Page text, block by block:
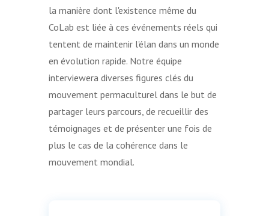
la manière dont l'existence même du
CoLab est liée à ces événements réels qui
tentent de maintenir l'élan dans un monde
en évolution rapide. Notre équipe
interviewera diverses figures clés du
mouvement permaculturel dans le but de
partager leurs parcours, de recueillir des
témoignages et de présenter une fois de
plus le cas de la cohérence dans le
mouvement mondial.